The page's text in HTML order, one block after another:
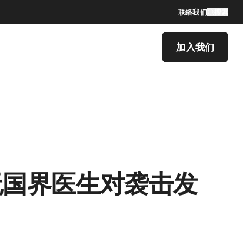
联络我们
加入我们
界医生对袭击发